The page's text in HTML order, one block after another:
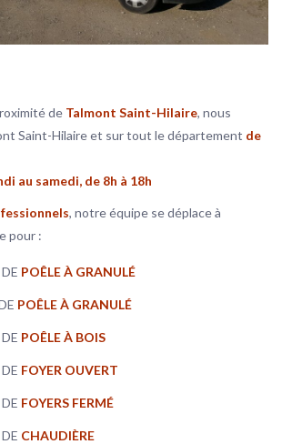
de Talmont Saint-Hilaire, nous
Saint-Hilaire et sur tout le département de
au samedi, de 8h à 18h
, notre équipe se déplace à
pour :
POÊLE À GRANULÉ
POÊLE À GRANULÉ
POÊLE À BOIS
FOYER OUVERT
FOYERS FERMÉ
CHAUDIÈRE